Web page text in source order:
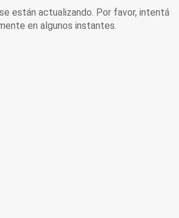
están actualizando. Por favor, intentá
en algunos instantes.